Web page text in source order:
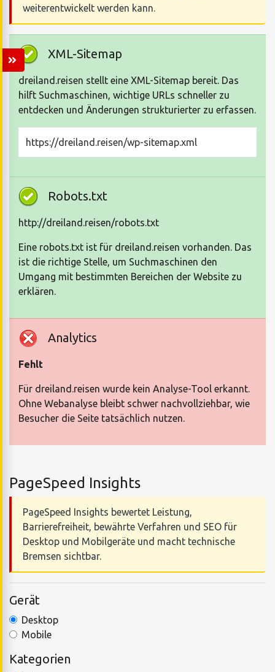
weiterentwickelt werden kann.
XML-Sitemap
dreiland.reisen stellt eine XML-Sitemap bereit. Das
hilft Suchmaschinen, wichtige URLs schneller zu
entdecken und Änderungen strukturierter zu erfassen.
https://dreiland.reisen/wp-sitemap.xml
Robots.txt
http://dreiland.reisen/robots.txt
Eine robots.txt ist für dreiland.reisen vorhanden. Das
ist die richtige Stelle, um Suchmaschinen den
Umgang mit bestimmten Bereichen der Website zu
erklären.
Analytics
Fehlt
Für dreiland.reisen wurde kein Analyse-Tool erkannt.
Ohne Webanalyse bleibt schwer nachvollziehbar, wie
Besucher die Seite tatsächlich nutzen.
PageSpeed Insights
PageSpeed Insights bewertet Leistung,
Barrierefreiheit, bewährte Verfahren und SEO für
Desktop und Mobilgeräte und macht technische
Bremsen sichtbar.
Gerät
Desktop
Mobile
Kategorien